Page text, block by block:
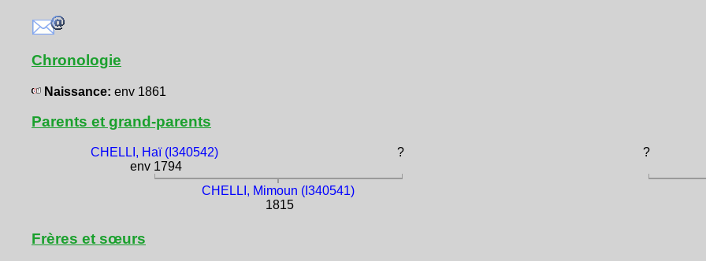
Chronologie
Naissance: env 1861
Parents et grand-parents
CHELLI, Haï (I340542)
env 1794
? ?
CHELLI, Mimoun (I340541)
1815
Frères et sœurs